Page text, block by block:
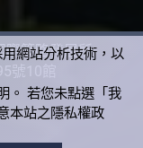
際策略發展所
號10館
網站分析技術，以
。 若您未點選「我
本站之隱私權政